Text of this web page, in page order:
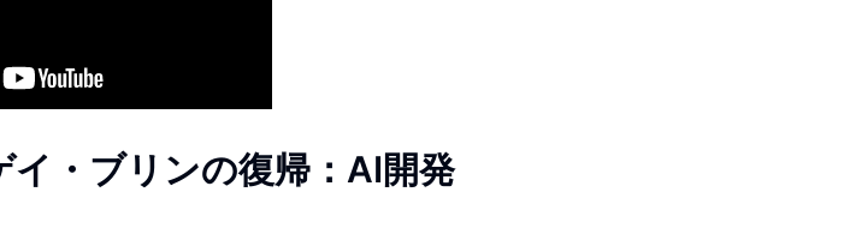
・ブリンの復帰：AI開発